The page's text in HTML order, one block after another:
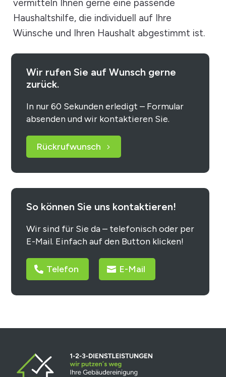
vermitteln Ihnen gerne eine passende
Haushaltshilfe, die individuell auf Ihre
Wünsche und Ihren Haushalt abgestimmt ist.
Wir rufen Sie auf Wunsch gerne
zurück.
In nur 60 Sekunden erledigt – Formular
absenden und wir kontaktieren Sie.
Rückrufwunsch
So können Sie uns kontaktieren!
Wir sind für Sie da – telefonisch oder per
E-Mail. Einfach auf den Button klicken!
Telefon E-Mail